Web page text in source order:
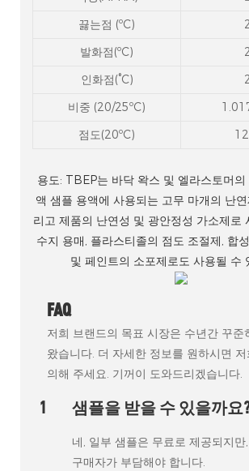
끓는점 (ºC)
발화점(ºC)
인화점(°C)
비중 (20/25ºC)
점도(20ºC)
용도: TBEP는 바닥 왁스 및 엘라스토머의
액 샘플 용액에 사용되는 고무 마개의 난
리고 제품의 난연성 및 광안정성 가소제로
수지 용매, 플라스티졸의 점도 조절제, 합
및 페인트의 소포제로도 사용될 수
FAQ
저희 브랜드의 목표 시장은 수년간 꾸준
왔습니다. 더 자세한 정보를 원하시면
의해 주세요. 기꺼이 도와드리겠습니다.
1 샘플을 받을 수 있을까요
네, 일부 샘플은 무료로 제공되지만
구매자가 부담해야 합니다.